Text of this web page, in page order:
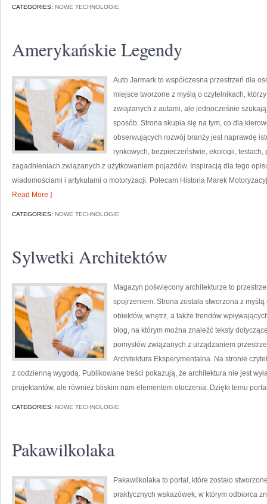
CATEGORIES: NOWE TECHNOLOGIE
Amerykańskie Legendy
Auto Jarmark to współczesna przestrzeń dla
miejsce tworzone z myślą o czytelnikach,
związanych z autami, ale jednocześnie
sposób. Strona skupia się na tym, co dla
obserwujących rozwój branży jest naprawdę
rynkowych, bezpieczeństwie, ekologii,
zagadnieniach związanych z użytkowaniem pojazdów. Inspiracją dla tego
wiadomościami i artykułami o motoryzacji. Polecam Historia Marek
Read More ]
CATEGORIES: NOWE TECHNOLOGIE
Sylwetki Architektów
Magazyn poświęcony architekturze to
spojrzeniem. Strona została stworzona z
obiektów, wnętrz, a także trendów
blog, na którym można znaleźć teksty
pomysłów związanych z urządzaniem
Architektura Eksperymentalna. Na stronie
z codzienną wygodą. Publikowane treści pokazują, że architektura nie jest
projektantów, ale również bliskim nam elementem otoczenia. Dzięki temu
CATEGORIES: NOWE TECHNOLOGIE
Pakawilkolaka
Pakawilkolaka to portal, które zostało
praktycznych wskazówek, w którym odbiorca